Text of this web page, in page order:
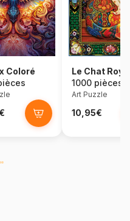
Coloré
Le Chat
1000 pièces
Art Puzzle
10,95€